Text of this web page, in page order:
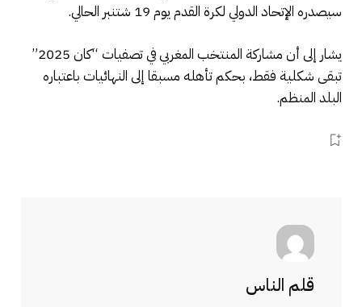
سيصدره الإتحاد الدولي لكرة القدم يوم 19 شتنبر الحالي.
يشار إلى أن مشاركة المنتخب المغربي في تصفيات “كان 2025”
تبقى شكلية فقط، بحكم تأهله مسبقا إلى النهائيات باعتباره
البلد المنظم.
قلم الناس